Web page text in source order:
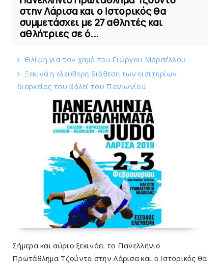
στην Λάρισα και ο Ιστορικός θα
συμμετάσχει με 27 αθλητές και
αθλήτριες σε ό...
Θλίψη για τον χαμό του Γιώργου Mαρσέλλου
Ξεκινά η ελεύθερη διάθεση των εισιτηρίων
διαρκείας του βόλεϊ τoυ Πανιωνίου
Σήμερα και αύριο ξεκινάει το Πανελλήνιο
Πρωτάθλημα Τζούντο στην Λάρισα και ο Ιστορικός θα